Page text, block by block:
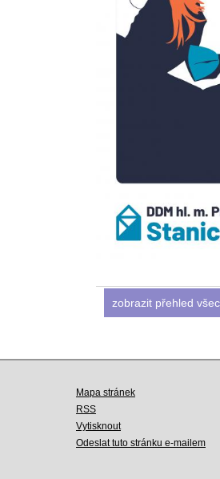
zobrazit přehled
Mapa stránek
RSS
Vytisknout
Odeslat tuto stránku e-mailem